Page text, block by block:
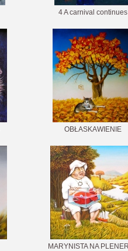
4 A carnival continues
OBŁASKAWIENIE
MARYNISTA NA